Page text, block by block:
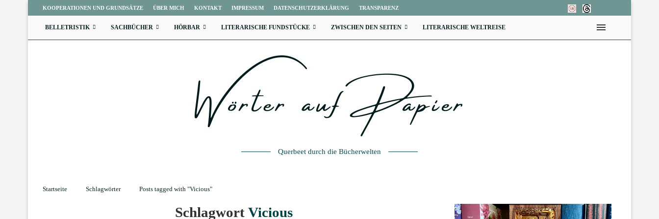
KOOPERATIONEN UND GRUNDSÄTZE ÜBER MICH KONTAKT IMPRESSUM DATENSCHUTZERKLÄRUNG TRANSPARENZ
BELLETRISTIK SACHBÜCHER HÖRBAR LITERARISCHE FUNDSTÜCKE ZWISCHEN DEN SEITEN LITERARISCHE WELTREISE
Querbeet durch die Bücherwelten
Startseite Schlagwörter Posts tagged with "Vicious"
Schlagwort Vicious